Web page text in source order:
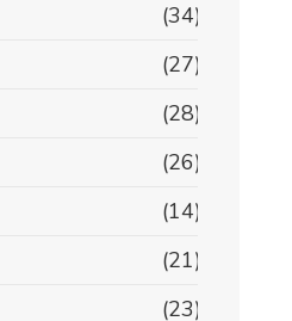
(34)
(27)
(28)
(26)
(14)
(21)
(23)